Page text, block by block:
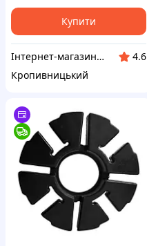
Купити
Інтернет-магазин "Запчастинки"
4.6
Кропивницький